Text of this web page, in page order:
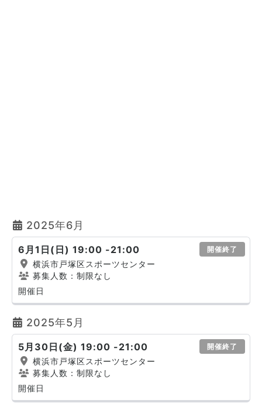
2025年6月
6月1日(日) 19:00 -21:00 開催終了
横浜市戸塚区スポーツセンター
募集人数：制限なし
開催日
2025年5月
5月30日(金) 19:00 -21:00 開催終了
横浜市戸塚区スポーツセンター
募集人数：制限なし
開催日